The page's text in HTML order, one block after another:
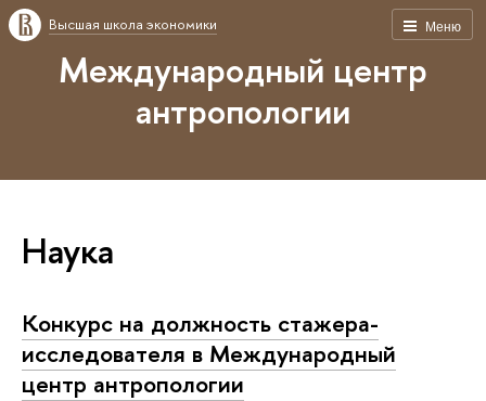
Меню
Высшая школа экономики
Международный центр
антропологии
Наука
Конкурс на должность стажера-
исследователя в Международный
центр антропологии